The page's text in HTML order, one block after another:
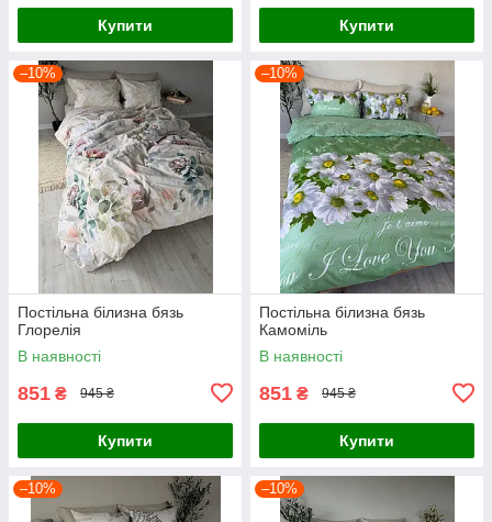
Купити Купити
–10%
Постільна білизна бязь
Глорелія
В наявності
851 ₴ 945 ₴
Купити
–10%
Постільна білизна бязь
Камоміль
В наявності
851 ₴ 945 ₴
Купити
–10% –10%